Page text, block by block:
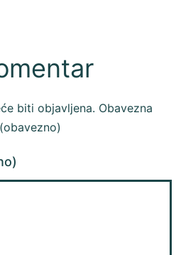
biti objavljena. Obavezna